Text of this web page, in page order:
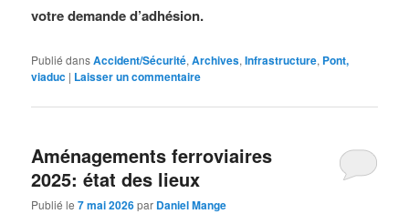
votre demande d’adhésion.
Publié dansAccident/Sécurité,Archives,Infrastructure, Pont,
viaduc | Laisser un commentaire
Aménagements ferroviaires
2025: état des lieux
Publié le7 mai 2026par Daniel Mange